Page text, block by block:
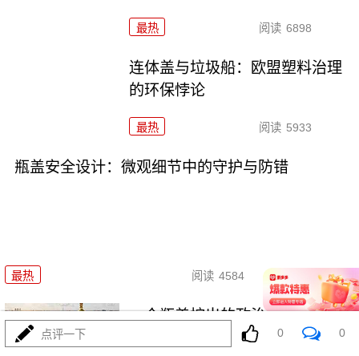
最热 阅读 6898
连体盖与垃圾船：欧盟塑料治理
的环保悖论
最热 阅读 5933
瓶盖安全设计：微观细节中的守护与防错
最热 阅读 4584 07-17
一个瓶盖拧出的政治与环保隐喻
点评一下 0 0